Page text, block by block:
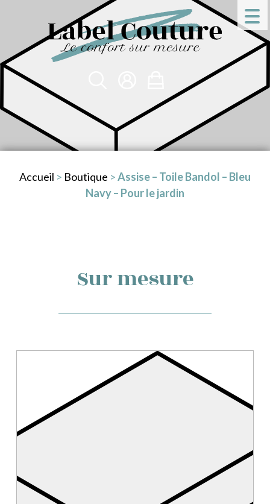
Accueil > Boutique >Assise – Toile Bandol – Bleu
Navy – Pour le jardin
Sur mesure